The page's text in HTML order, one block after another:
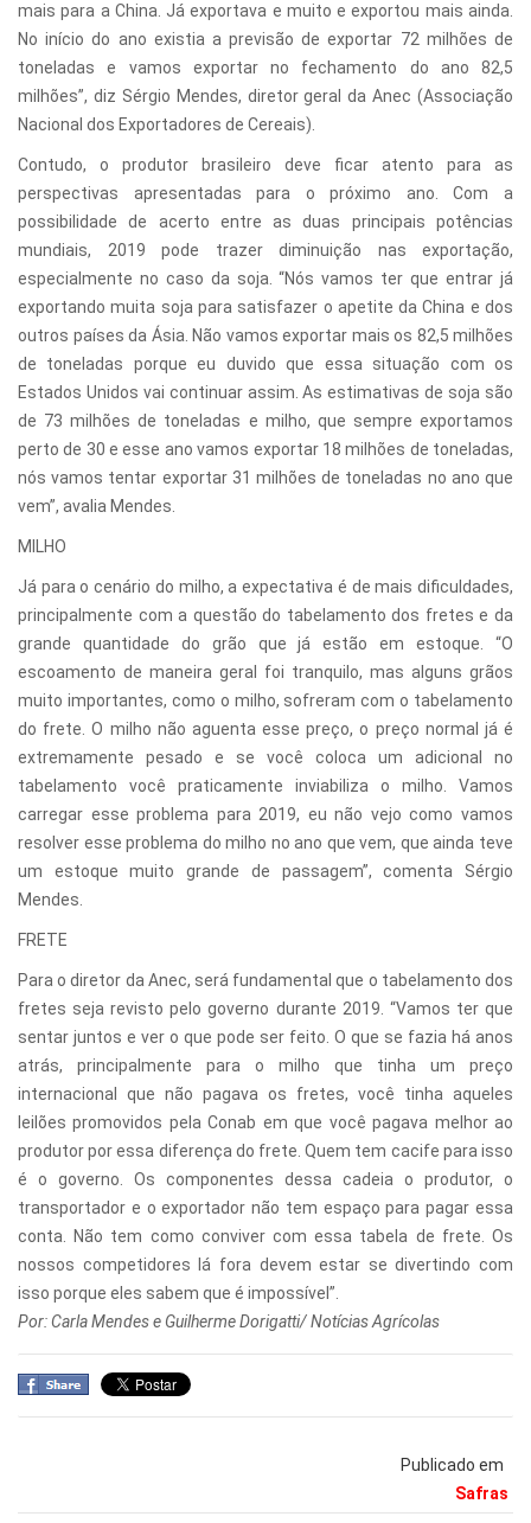
Publicado em
Safras
mais para a China. Já exportava e muito e exportou mais ainda.
No início do ano existia a previsão de exportar 72 milhões de
toneladas e vamos exportar no fechamento do ano 82,5
milhões”, diz Sérgio Mendes, diretor geral da Anec (Associação
Nacional dos Exportadores de Cereais).
Contudo, o produtor brasileiro deve ficar atento para as
perspectivas apresentadas para o próximo ano. Com a
possibilidade de acerto entre as duas principais potências
mundiais, 2019 pode trazer diminuição nas exportação,
especialmente no caso da soja. “Nós vamos ter que entrar já
exportando muita soja para satisfazer o apetite da China e dos
outros países da Ásia. Não vamos exportar mais os 82,5 milhões
de toneladas porque eu duvido que essa situação com os
Estados Unidos vai continuar assim. As estimativas de soja são
de 73 milhões de toneladas e milho, que sempre exportamos
perto de 30 e esse ano vamos exportar 18 milhões de toneladas,
nós vamos tentar exportar 31 milhões de toneladas no ano que
vem”, avalia Mendes.
MILHO
Já para o cenário do milho, a expectativa é de mais dificuldades,
principalmente com a questão do tabelamento dos fretes e da
grande quantidade do grão que já estão em estoque. “O
escoamento de maneira geral foi tranquilo, mas alguns grãos
muito importantes, como o milho, sofreram com o tabelamento
do frete. O milho não aguenta esse preço, o preço normal já é
extremamente pesado e se você coloca um adicional no
tabelamento você praticamente inviabiliza o milho. Vamos
carregar esse problema para 2019, eu não vejo como vamos
resolver esse problema do milho no ano que vem, que ainda teve
um estoque muito grande de passagem”, comenta Sérgio
Mendes.
FRETE
Para o diretor da Anec, será fundamental que o tabelamento dos
fretes seja revisto pelo governo durante 2019. “Vamos ter que
sentar juntos e ver o que pode ser feito. O que se fazia há anos
atrás, principalmente para o milho que tinha um preço
internacional que não pagava os fretes, você tinha aqueles
leilões promovidos pela Conab em que você pagava melhor ao
produtor por essa diferença do frete. Quem tem cacife para isso
é o governo. Os componentes dessa cadeia o produtor, o
transportador e o exportador não tem espaço para pagar essa
conta. Não tem como conviver com essa tabela de frete. Os
nossos competidores lá fora devem estar se divertindo com
isso porque eles sabem que é impossível”.
Por: Carla Mendes e Guilherme Dorigatti/ Notícias Agrícolas